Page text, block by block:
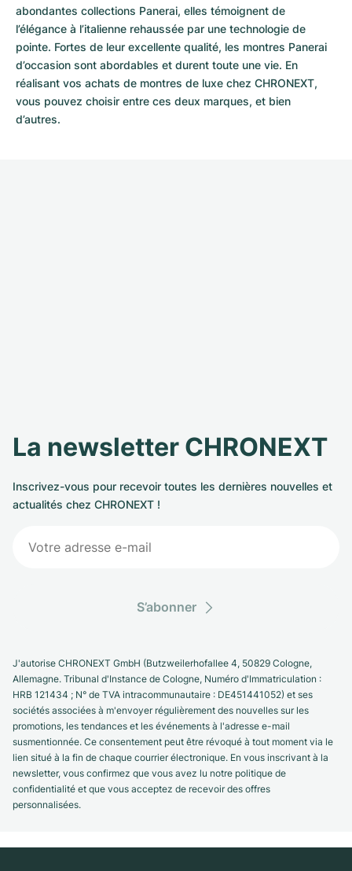
abondantes collections Panerai, elles témoignent de
l’élégance à l’italienne rehaussée par une technologie de
pointe. Fortes de leur excellente qualité, les montres Panerai
d’occasion sont abordables et durent toute une vie. En
réalisant vos achats de montres de luxe chez CHRONEXT,
vous pouvez choisir entre ces deux marques, et bien
d’autres.
La newsletter CHRONEXT
Inscrivez-vous pour recevoir toutes les dernières nouvelles et
actualités chez CHRONEXT !
S’abonner
J'autorise CHRONEXT GmbH (Butzweilerhofallee 4, 50829 Cologne,
Allemagne. Tribunal d'Instance de Cologne, Numéro d'Immatriculation :
HRB 121434 ; N° de TVA intracommunautaire : DE451441052) et ses
sociétés associées à m'envoyer régulièrement des nouvelles sur les
promotions, les tendances et les événements à l'adresse e-mail
susmentionnée. Ce consentement peut être révoqué à tout moment via le
lien situé à la fin de chaque courrier électronique. En vous inscrivant à la
newsletter, vous confirmez que vous avez lu notre politique de
confidentialité et que vous acceptez de recevoir des offres
personnalisées.